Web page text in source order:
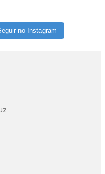
no Instagram